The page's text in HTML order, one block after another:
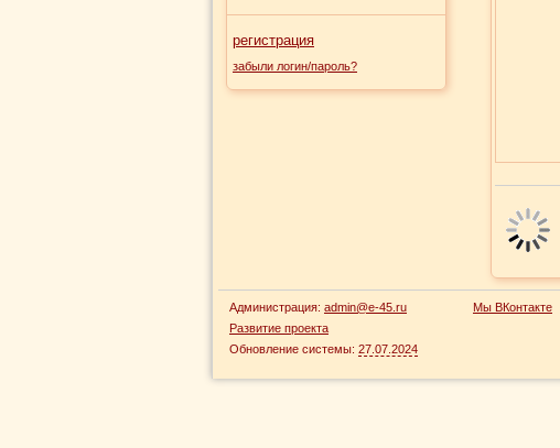
регистрация
забыли логин/пароль?
Администрация: admin@e-45.ru
Развитие проекта
Обновление системы: 27.07.2024
Мы ВКонтакте